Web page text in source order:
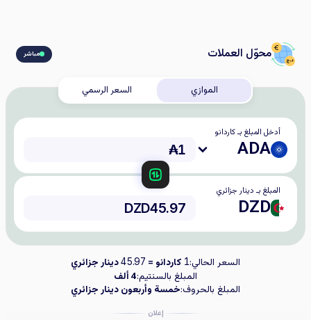
محوّل العملات مباشر
الموازي السعر الرسمي
أدخل المبلغ بـ كاردانو
ADA
المبلغ بـ دينار جزائري
DZD
السعر الحالي:1 كاردانو = 45.97دينار جزائري
المبلغ بالسنتيم:4 ألف
المبلغ بالحروف:خمسة وأربعون دينار جزائري
إعلان